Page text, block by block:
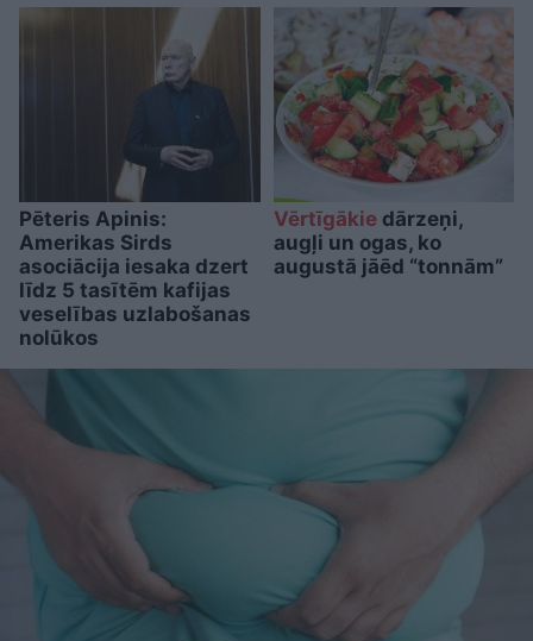
Pēteris Apinis:
Amerikas Sirds
asociācija iesaka dzert
līdz 5 tasītēm kafijas
veselības uzlabošanas
nolūkos
Vērtīgākiedārzeņi,
augļi un ogas, ko
augustā jāēd “tonnām”